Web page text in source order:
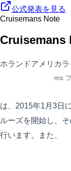
公式発表を見る
Cruisemans Note
Cruisemans
ホランドアメリカ
ms
は、2015年1月3日
ルーズを開始し、
行います。また、